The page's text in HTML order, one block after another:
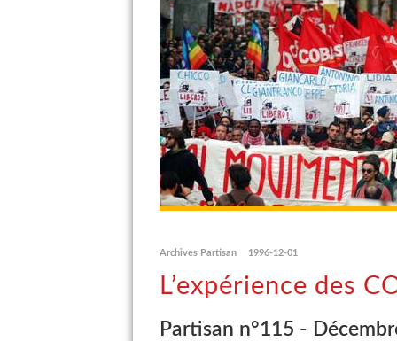
Archives Partisan 1996-12-01
L’expérience des
Partisan n°115 -